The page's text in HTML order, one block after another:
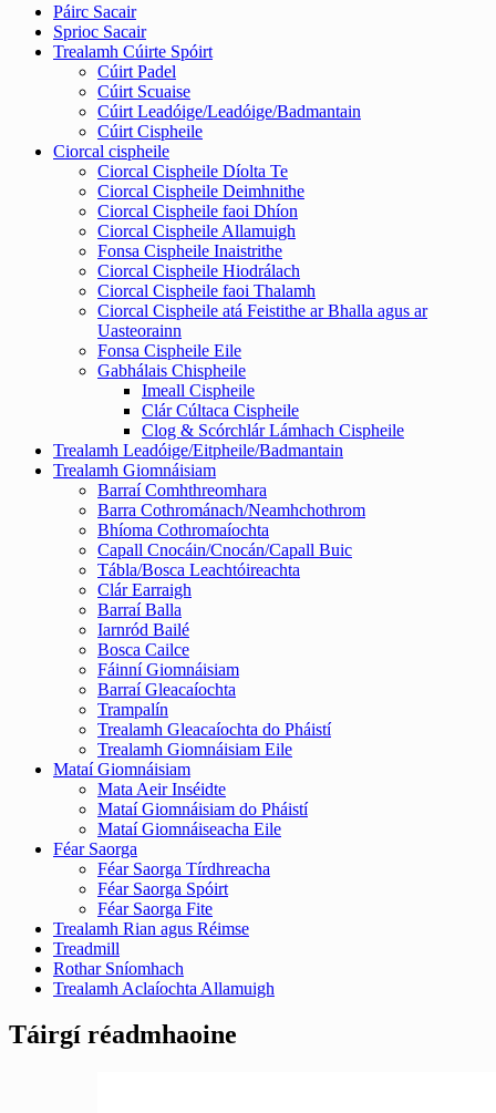
Páirc Sacair
Sprioc Sacair
Trealamh Cúirte Spóirt
Cúirt Padel
Cúirt Scuaise
Cúirt Leadóige/Leadóige/Badmantain
Cúirt Cispheile
Ciorcal cispheile
Ciorcal Cispheile Díolta Te
Ciorcal Cispheile Deimhnithe
Ciorcal Cispheile faoi Dhíon
Ciorcal Cispheile Allamuigh
Fonsa Cispheile Inaistrithe
Ciorcal Cispheile Hiodrálach
Ciorcal Cispheile faoi Thalamh
Ciorcal Cispheile atá Feistithe ar Bhalla agus ar
Uasteorainn
Fonsa Cispheile Eile
Gabhálais Chispheile
Imeall Cispheile
Clár Cúltaca Cispheile
Clog & Scórchlár Lámhach Cispheile
Trealamh Leadóige/Eitpheile/Badmantain
Trealamh Giomnáisiam
Barraí Comhthreomhara
Barra Cothrománach/Neamhchothrom
Bhíoma Cothromaíochta
Capall Cnocáin/Cnocán/Capall Buic
Tábla/Bosca Leachtóireachta
Clár Earraigh
Barraí Balla
Iarnród Bailé
Bosca Cailce
Fáinní Giomnáisiam
Barraí Gleacaíochta
Trampalín
Trealamh Gleacaíochta do Pháistí
Trealamh Giomnáisiam Eile
Mataí Giomnáisiam
Mata Aeir Inséidte
Mataí Giomnáisiam do Pháistí
Mataí Giomnáiseacha Eile
Féar Saorga
Féar Saorga Tírdhreacha
Féar Saorga Spóirt
Féar Saorga Fite
Trealamh Rian agus Réimse
Treadmill
Rothar Sníomhach
Trealamh Aclaíochta Allamuigh
Táirgí réadmhaoine